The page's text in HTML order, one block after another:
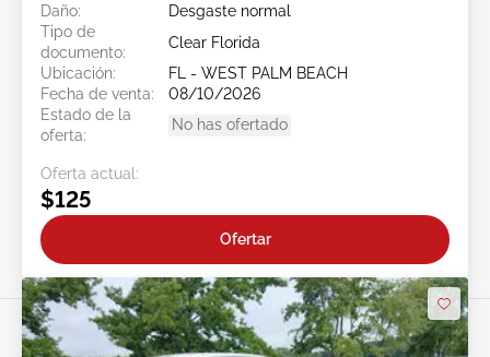
Daño:
Desgaste normal
Tipo de
documento:
Clear Florida
Ubicación:
FL - WEST PALM BEACH
Fecha de venta:
08/10/2026
Estado de la
oferta:
No has ofertado
Oferta actual:
$125
Ofertar